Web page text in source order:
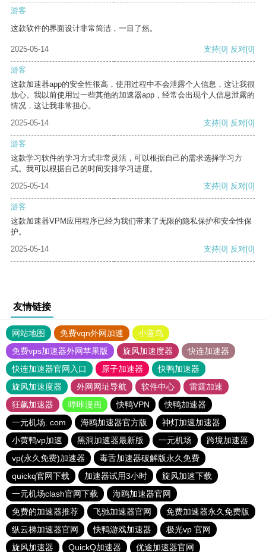
游客
这款软件的界面设计非常简洁，一目了然。
2025-05-14 支持[0] 反对[0]
游客
这款加速器app的安全性很高，使用过程中不会泄露个人信息，这让我很
放心。我以前使用过一些其他的加速器app，经常会出现个人信息泄露的
情况，这让我非常担心。
2025-05-14
支持[0] 反对[0]
游客
这款学习软件的学习方式非常灵活，可以根据自己的需求选择学习方
式。我可以根据自己的时间安排学习进度。
2025-05-14
支持[0] 反对[0]
游客
这款加速器VPM应用程序已经为我们带来了无限的隐私保护和安全性保
护。
2025-05-14
支持[0] 反对[0]
友情链接
网站地图 免费vqn外网加速
小蓝鸟
免费vps加速器外网苹果版
旋风加速度器
快连加速器
快连加速器官网入口
原子加速器
快鸭加速器
旋风加速度器
外网网址导航 软件中心
雷霆加速
狂飙加速器
哔咔漫画 快鸭VPN
快鸭加速器
一元机场. com
海鸥加速器官方版
神灯加速加速器
小黄鸭vp加速
黑洞加速器最新版 一元机场
跨境加速器
vp(永久免费)加速器
毒舌加速器破解版永久免费
quickq官网下载
加速器试用3小时
旋风加速下载
一元机场clash官网下载
海鸥加速器官网
免费的加速器推荐
飞驰加速器官网
免费加速器永久免费版
纵云梯加速器官网
快鸭游戏加速器
极光vp 官网
旋风加速器
QuickQ加速器 优途加速器官网